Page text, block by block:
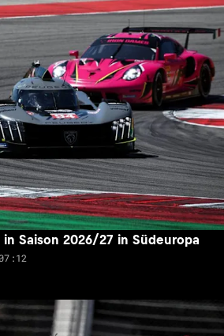
in Saison 2026/27 in Südeuropa